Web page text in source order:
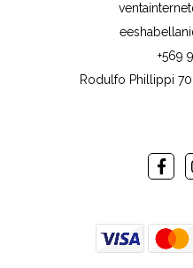
+569
Rodulfo Phillippi